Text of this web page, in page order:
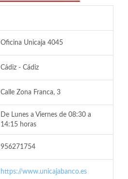
Oficina Unicaja 4045
Cádiz - Cádiz
Calle Zona Franca, 3
De Lunes a Viernes de 08:30 a
14:15 horas
956271754
https://www.unicajabanco.es